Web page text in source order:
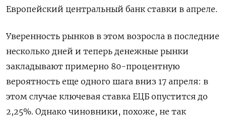
Европейский центральный банк ставки в апреле.
Уверенность рынков в этом возросла в последние
несколько дней и теперь денежные рынки
закладывают примерно 80-процентную
вероятность еще одного шага вниз 17 апреля: в
этом случае ключевая ставка ЕЦБ опустится до
2,25%. Однако чиновники, похоже, не так